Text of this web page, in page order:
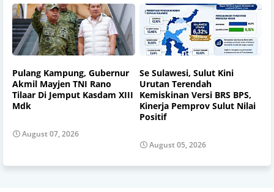
Pulang Kampung, Gubernur
Akmil Mayjen TNI Rano
Tilaar Di Jemput Kasdam XIII
Mdk
August 07, 2026
Se Sulawesi, Sulut Kini
Urutan Terendah
Kemiskinan Versi BRS BPS,
Kinerja Pemprov Sulut Nilai
Positif
August 05, 2026